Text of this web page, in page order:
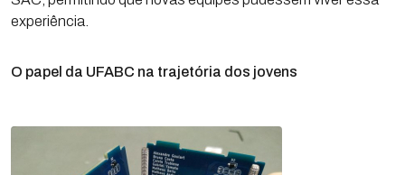
experiência.
O papel da UFABC na trajetória dos jovens